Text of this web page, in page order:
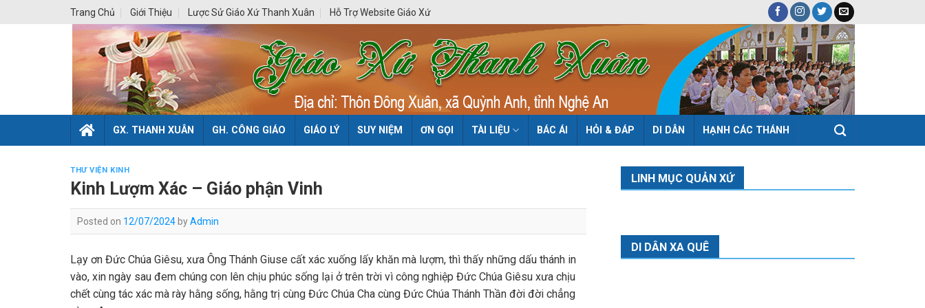
Trang Chủ Giới Thiệu Lược Sử Giáo Xứ Thanh Xuân Hỗ Trợ Website Giáo Xứ
GX. THANH XUÂN GH. CÔNG GIÁO GIÁO LÝ SUY NIỆM ƠN GỌI TÀI LIỆU BÁC ÁI HỎI & ĐÁP DI DÂN HẠNH CÁC THÁNH
THƯ VIỆN KINH
Kinh Lượm Xác – Giáo phận Vinh
Posted on 12/07/2024 byAdmin
Lạy ơn Đức Chúa Giêsu, xưa Ông Thánh Giuse cất xác xuống lấy khăn mà lượm, thì thấy những dấu thánh in
vào, xin ngày sau đem chúng con lên chịu phúc sống lại ở trên trời vì công nghiệp Đức Chúa Giêsu xưa chịu
chết cùng tác xác mà rày hằng sống, hằng trị cùng Đức Chúa Cha cùng Đức Chúa Thánh Thần đời đời chẳng
LINH MỤC QUẢN XỨ
DI DÂN XA QUÊ